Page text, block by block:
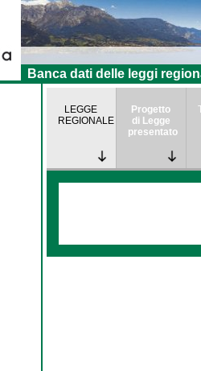
Banca dati delle leggi
LEGGE
REGIONALE
Progetto
di Legge
presentato